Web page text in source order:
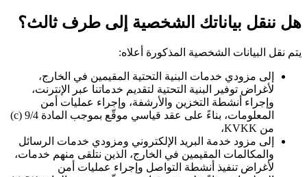
هل ننقل بياناتك الشخصية إلى طرف ثالث؟
يتم نقل البيانات الشخصية المذكورة أعلاه:
إلى مزودي خدمات البنية التحتية المقيمين في الخارج،
لأغراض توفير البنية التحتية لتقديم خدماتنا عبر الإنترنت،
وإجراء أنشطة التخزين والأرشفة، وإجراء عمليات أمن
المعلومات، بناءً على عقد قياسي موقّع بموجب المادة 9/4 (c)
من KVKK،
إلى مزود خدمة البريد الإلكتروني ومزودي خدمات الرسائل
والمكالمات المقيمين في الخارج، الذين نتلقى منهم خدمات،
لأغراض تنفيذ أنشطة التواصل وإجراء عمليات أمن